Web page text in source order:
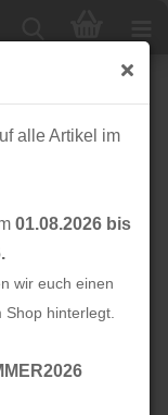
alle Artikel im
01.08.2026 bis
wir euch einen
hinterlegt.